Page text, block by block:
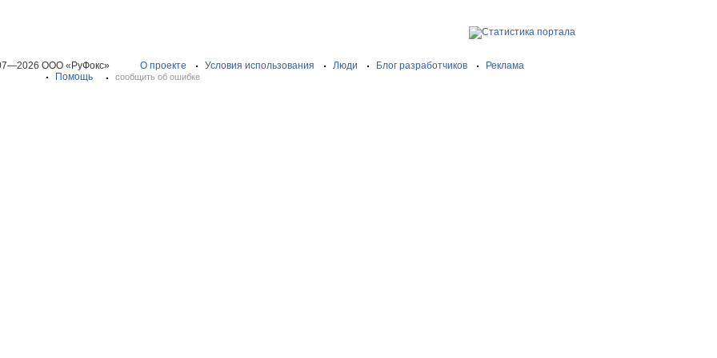
ООО «РуФокс» О проекте Условия использования Люди Блог разработчиков
Реклама
Помощь
сообщить об ошибке